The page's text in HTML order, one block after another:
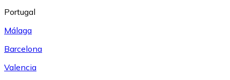
Portugal
Málaga
Barcelona
Valencia